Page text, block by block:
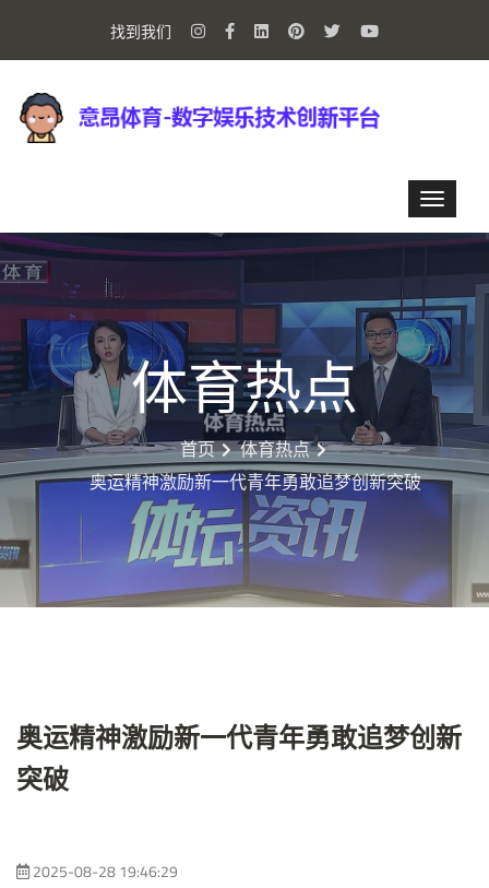
找到我们
体育热点
首页
体育热点
奥运精神激励新一代青年勇敢追梦创新突破
奥运精神激励新一代青年勇敢追梦创新
突破
2025-08-28 19:46:29